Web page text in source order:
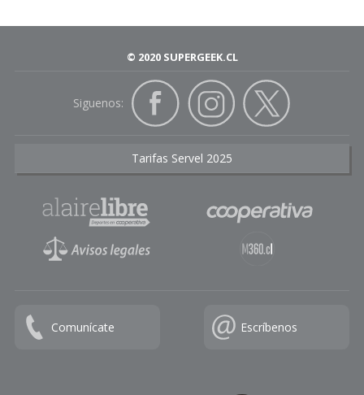
© 2020 SUPERGEEK.CL
Siguenos:
Tarifas Servel 2025
Comunícate Escríbenos